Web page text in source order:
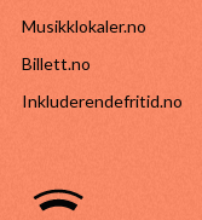
Musikklokaler.no
Billett.no
Inkluderendefritid.no